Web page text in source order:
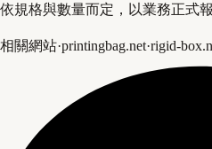
依規格與數量而定，以業務正式報
相關網站·printingbag.net·rigid-